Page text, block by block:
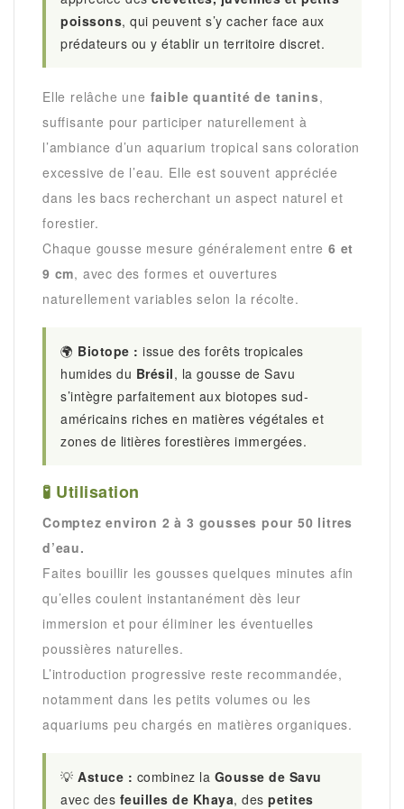
poissons, qui peuvent s’y cacher face aux
prédateurs ou y établir un territoire discret.
Elle relâche une faible quantité de tanins,
suffisante pour participer naturellement à
l’ambiance d’un aquarium tropical sans coloration
excessive de l’eau. Elle est souvent appréciée
dans les bacs recherchant un aspect naturel et
forestier.
Chaque gousse mesure généralement entre 6 et
9 cm, avec des formes et ouvertures
naturellement variables selon la récolte.
🌍 Biotope : issue des forêts tropicales
humides du Brésil, la gousse de Savu
s’intègre parfaitement aux biotopes sud-
américains riches en matières végétales et
zones de litières forestières immergées.
🧪 Utilisation
Comptez environ 2 à 3 gousses pour 50 litres
d’eau.
Faites bouillir les gousses quelques minutes afin
qu’elles coulent instantanément dès leur
immersion et pour éliminer les éventuelles
poussières naturelles.
L’introduction progressive reste recommandée,
notamment dans les petits volumes ou les
aquariums peu chargés en matières organiques.
💡 Astuce : combinez la Gousse de Savu
avec des feuilles de Khaya, des petites